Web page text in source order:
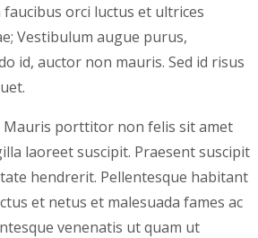
orci luctus et ultrices
Vestibulum augue purus,
id, auctor non mauris. Sed id risus
Mauris porttitor non felis sit amet
laoreet suscipit. Praesent suscipit
hendrerit. Pellentesque habitant
et netus et malesuada fames ac
venenatis ut quam ut